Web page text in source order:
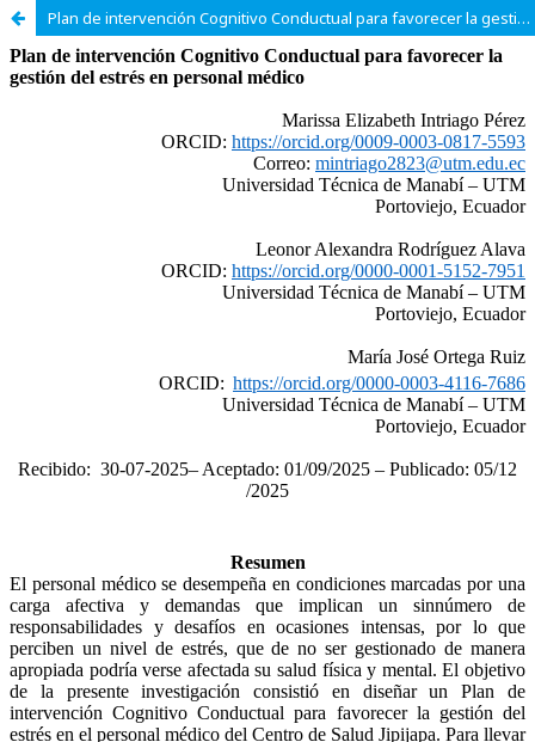
Plan de intervención Cognitivo Conductual para favorecer la gestión del estrés en personal médico